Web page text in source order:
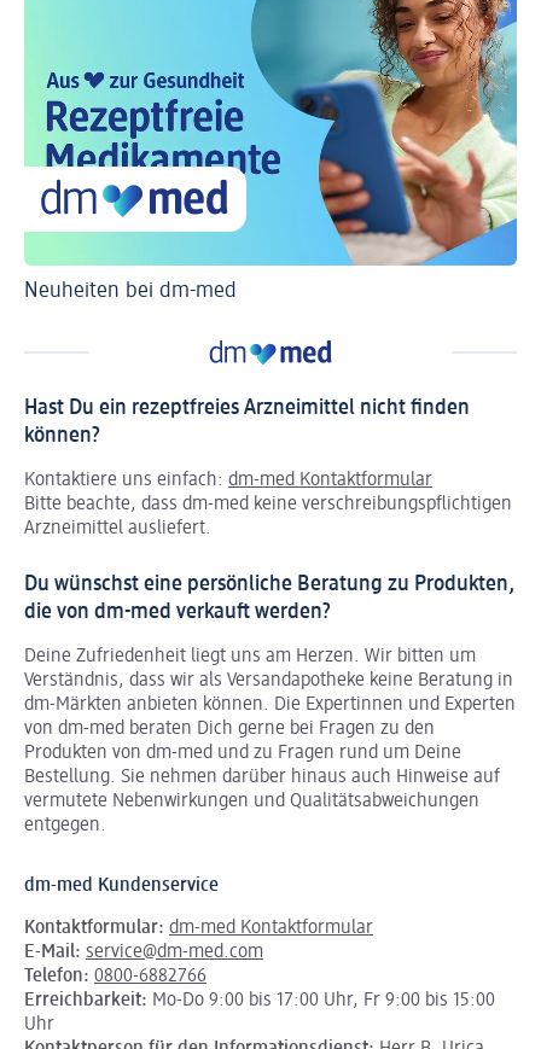
Neuheiten bei dm-med
Hast Du ein rezeptfreies Arzneimittel nicht finden
können?
Kontaktiere uns einfach: dm-med Kontaktformular
Bitte beachte, dass dm-med keine verschreibungspflichtigen
Arzneimittel ausliefert.
Du wünschst eine persönliche Beratung zu Produkten,
die von dm-med verkauft werden?
Deine Zufriedenheit liegt uns am Herzen. Wir bitten um
Verständnis, dass wir als Versandapotheke keine Beratung in
dm-Märkten anbieten können. Die Expertinnen und Experten
von dm-med beraten Dich gerne bei Fragen zu den
Produkten von dm-med und zu Fragen rund um Deine
Bestellung. Sie nehmen darüber hinaus auch Hinweise auf
vermutete Nebenwirkungen und Qualitätsabweichungen
entgegen.
dm-med Kundenservice
Kontaktformular: dm-med Kontaktformular
E-Mail: service@dm-med.com
Telefon: 0800-6882766
Erreichbarkeit: Mo-Do 9:00 bis 17:00 Uhr, Fr 9:00 bis 15:00
Uhr